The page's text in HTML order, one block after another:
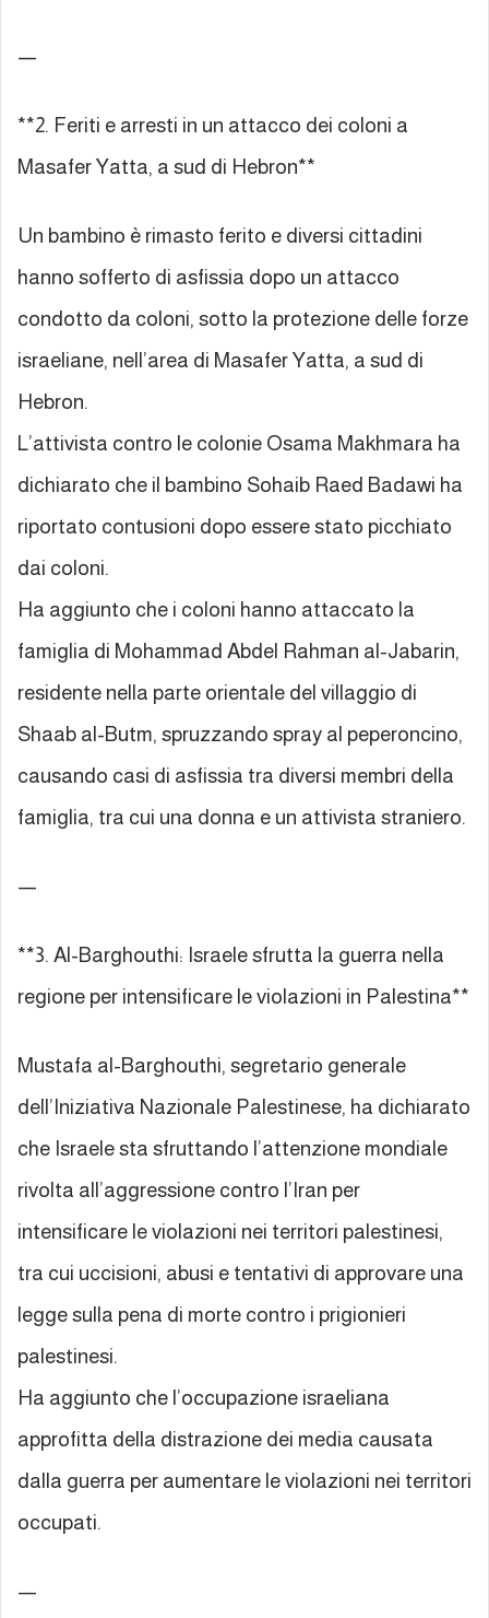
—
**2. Feriti e arresti in un attacco dei coloni a
Masafer Yatta, a sud di Hebron**
Un bambino è rimasto ferito e diversi cittadini
hanno sofferto di asfissia dopo un attacco
condotto da coloni, sotto la protezione delle forze
israeliane, nell’area di Masafer Yatta, a sud di
Hebron.
L’attivista contro le colonie Osama Makhmara ha
dichiarato che il bambino Sohaib Raed Badawi ha
riportato contusioni dopo essere stato picchiato
dai coloni.
Ha aggiunto che i coloni hanno attaccato la
famiglia di Mohammad Abdel Rahman al-Jabarin,
residente nella parte orientale del villaggio di
Shaab al-Butm, spruzzando spray al peperoncino,
causando casi di asfissia tra diversi membri della
famiglia, tra cui una donna e un attivista straniero.
—
**3. Al-Barghouthi: Israele sfrutta la guerra nella
regione per intensificare le violazioni in Palestina**
Mustafa al-Barghouthi, segretario generale
dell’Iniziativa Nazionale Palestinese, ha dichiarato
che Israele sta sfruttando l’attenzione mondiale
rivolta all’aggressione contro l’Iran per
intensificare le violazioni nei territori palestinesi,
tra cui uccisioni, abusi e tentativi di approvare una
legge sulla pena di morte contro i prigionieri
palestinesi.
Ha aggiunto che l’occupazione israeliana
approfitta della distrazione dei media causata
dalla guerra per aumentare le violazioni nei territori
occupati.
—